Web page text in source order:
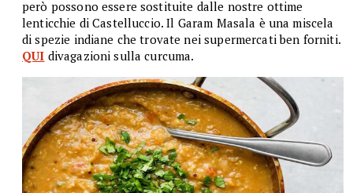
però possono essere sostituite dalle nostre ottime
lenticchie di Castelluccio. Il Garam Masala è una miscela
di spezie indiane che trovate nei supermercati ben forniti.
QUI divagazioni sulla curcuma.